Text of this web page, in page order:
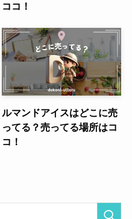
ココ！
ルマンドアイスはどこに売
ってる？売ってる場所はコ
コ！